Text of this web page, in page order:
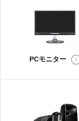
PCモニター